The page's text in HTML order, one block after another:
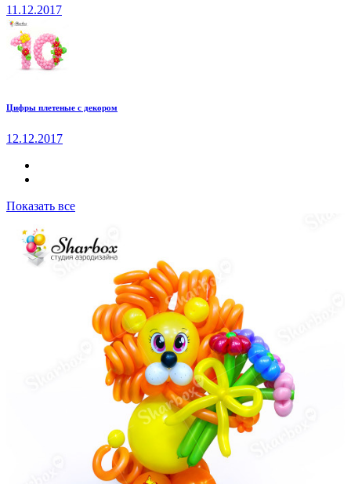
11.12.2017
Цифры плетеные с декором
12.12.2017
Показать все